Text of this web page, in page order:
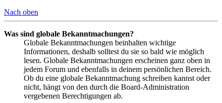
Nach oben
Was sind globale Bekanntmachungen?
Globale Bekanntmachungen beinhalten wichtige
Informationen, deshalb solltest du sie so bald wie möglich
lesen. Globale Bekanntmachungen erscheinen ganz oben in
jedem Forum und ebenfalls in deinem persönlichen Bereich.
Ob du eine globale Bekanntmachung schreiben kannst oder
nicht, hängt von den durch die Board-Administration
vergebenen Berechtigungen ab.